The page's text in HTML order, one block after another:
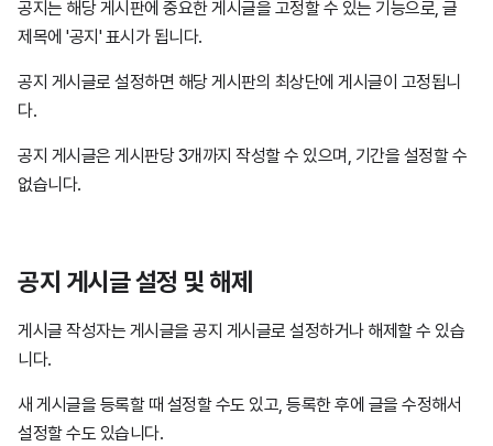
공지는 해당 게시판에 중요한 게시글을 고정할 수 있는 기능으로, 글
제목에 '공지' 표시가 됩니다.
공지 게시글로 설정하면 해당 게시판의 최상단에 게시글이 고정됩니
다.
공지 게시글은 게시판당 3개까지 작성할 수 있으며, 기간을 설정할 수
없습니다.
공지 게시글 설정 및 해제
게시글 작성자는 게시글을 공지 게시글로 설정하거나 해제할 수 있습
니다.
새 게시글을 등록할 때 설정할 수도 있고, 등록한 후에 글을 수정해서
설정할 수도 있습니다.